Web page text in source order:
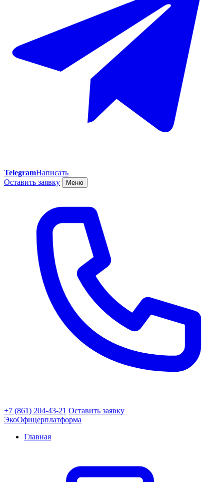
TelegramНаписать
Оставить заявку
Меню
+7 (861) 204-43-21 Оставить заявку
ЭкоОфицерплатформа
Главная